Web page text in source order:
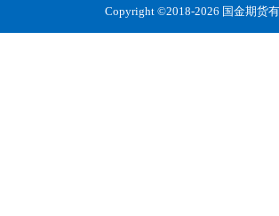
Copyright ©2018-2026 国金期货